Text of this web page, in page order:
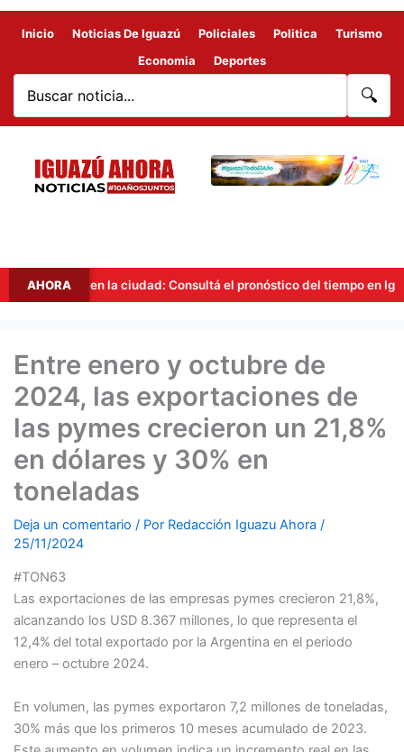
Inicio Noticias De Iguazú Policiales Politica
Turismo
Economia
Deportes
🔍
AHORA
en la ciudad: Consultá el pronóstico del tiempo en Iguazú para
Entre enero y octubre de
2024, las exportaciones de
las pymes crecieron un 21,8%
en dólares y 30% en
toneladas
Deja un comentario / Por Redacción Iguazu Ahora /
25/11/2024
#TON63
Las exportaciones de las empresas pymes crecieron 21,8%,
alcanzando los USD 8.367 millones, lo que representa el
12,4% del total exportado por la Argentina en el periodo
enero – octubre 2024.
En volumen, las pymes exportaron 7,2 millones de toneladas,
30% más que los primeros 10 meses acumulado de 2023.